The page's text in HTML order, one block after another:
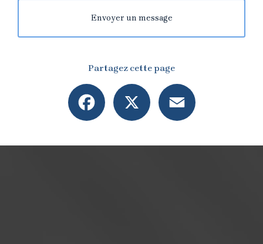
Envoyer un message
Partagez cette page
Facebook